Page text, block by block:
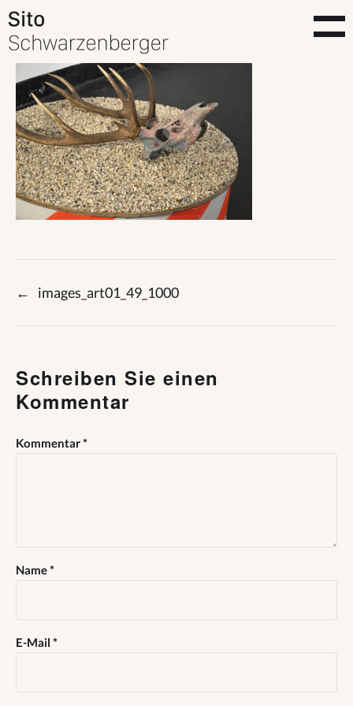
← images_art01_49_1000
Schreiben Sie einen
Kommentar
Kommentar*
Name*
E-Mail *